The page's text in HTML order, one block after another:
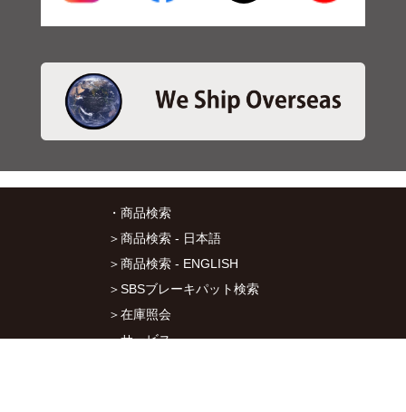
・商品検索
＞商品検索 - 日本語
＞商品検索 - ENGLISH
＞SBSブレーキパット検索
＞在庫照会
・サービス